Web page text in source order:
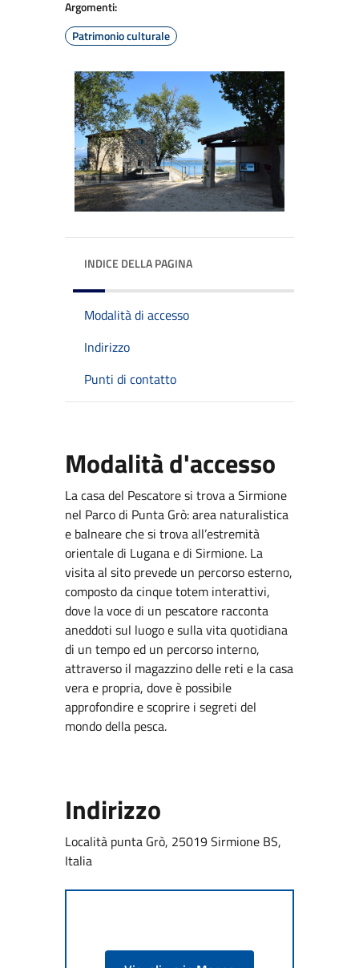
Argomenti:
Patrimonio culturale
INDICE DELLA PAGINA
Modalità di accesso
Indirizzo
Punti di contatto
Modalità d'accesso
La casa del Pescatore si trova a Sirmione
nel Parco di Punta Grò: area naturalistica
e balneare che si trova all’estremità
orientale di Lugana e di Sirmione. La
visita al sito prevede un percorso esterno,
composto da cinque totem interattivi,
dove la voce di un pescatore racconta
aneddoti sul luogo e sulla vita quotidiana
di un tempo ed un percorso interno,
attraverso il magazzino delle reti e la casa
vera e propria, dove è possibile
approfondire e scoprire i segreti del
mondo della pesca.
Indirizzo
Località punta Grò, 25019 Sirmione BS,
Italia